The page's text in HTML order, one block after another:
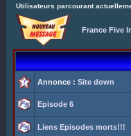
Utilisateurs parcourant
France Five
Annonce : Site down
Episode 6
Liens Episodes morts!!!